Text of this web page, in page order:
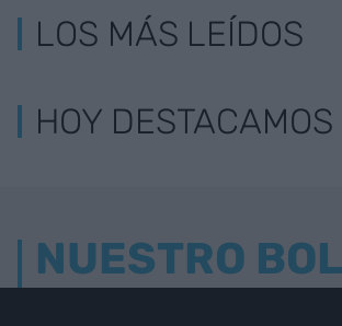
LOS MÁS LEÍDOS
HOY DESTACAMOS
NUESTRO